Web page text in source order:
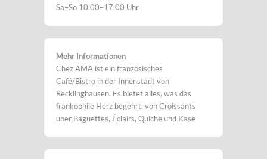
Sa–So 10.00–17.00 Uhr
Mehr Informationen
Chez AMA ist ein französisches
Café/Bistro in der Innenstadt von
Recklinghausen. Es bietet alles, was das
frankophile Herz begehrt: von Croissants
über Baguettes, Éclairs, Quiche und Käse